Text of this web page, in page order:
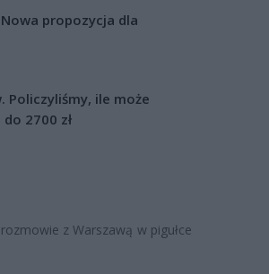
propozycja dla
Policzyliśmy, ile może
2700 zł
z Warszawą w pigułce